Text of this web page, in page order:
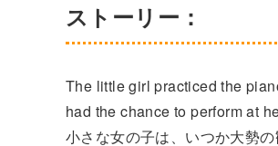
ストーリー：
The little girl practiced the
had the chance to perform at
小さな女の子は、いつか大勢